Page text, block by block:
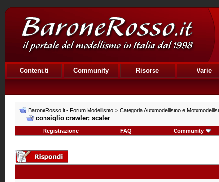
Contenuti Community Risorse Varie
BaroneRosso.it - Forum Modellismo > Categoria Automodellismo e
consiglio crawler; scaler
Registrazione FAQ Community